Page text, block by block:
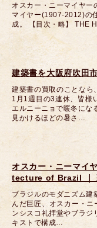
オスカー・ニーマイヤー
マイヤー(1907-2012)の
成。 【目次・略】 THE
建築書を大阪府吹田
建築書の買取のことな
1月1週目の3連休、皆様
エルニーニョで暖冬にな
見かけるほどの暑さ…
オスカー・ニーマイ
tecture of Brazil ｜
ブラジルのモダニズム建
んだ巨匠、オスカー・
ンシスコ礼拝堂やブラジ
キストで構成…